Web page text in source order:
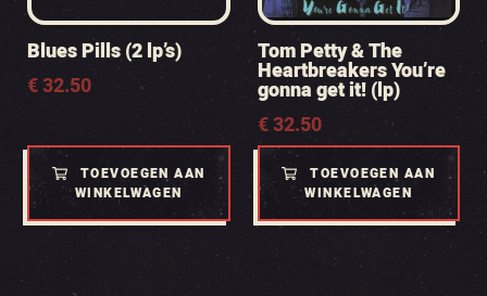
Blues Pills (2 lp’s)
€32.50
TOEVOEGEN AAN
WINKELWAGEN
Tom Petty & The
Heartbreakers You’re
gonna get it! (lp)
€32.50
TOEVOEGEN AAN
WINKELWAGEN